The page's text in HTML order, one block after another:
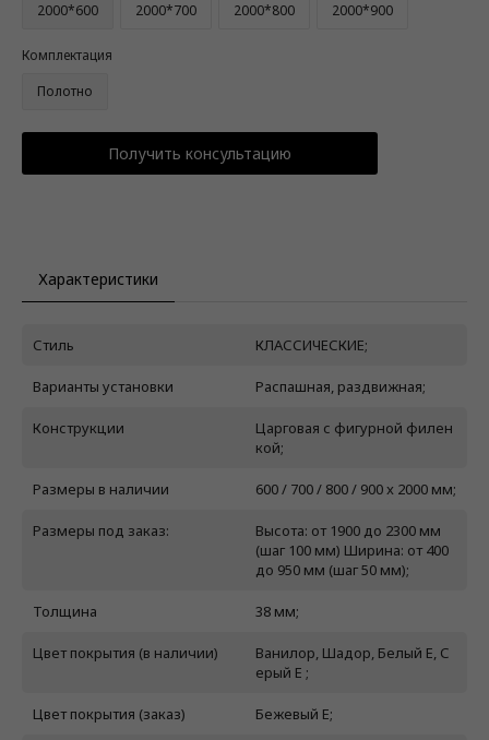
2000*600
2000*700 2000*800 2000*900
Комплектация
Полотно
Получить консультацию
Характеристики
Стиль КЛАССИЧЕСКИЕ;
Варианты установки Распашная, раздвижная;
Конструкции
Царговая с фигурной филен
кой;
Размеры в наличии 600 / 700 / 800 / 900 x 2000 мм;
Размеры под заказ:
Высота: от 1900 до 2300 мм
(шаг 100 мм) Ширина: от 400
до 950 мм (шаг 50 мм);
Толщина 38 мм;
Цвет покрытия (в наличии)
Ванилор, Шадор, Белый E, С
ерый E ;
Цвет покрытия (заказ) Бежевый E;